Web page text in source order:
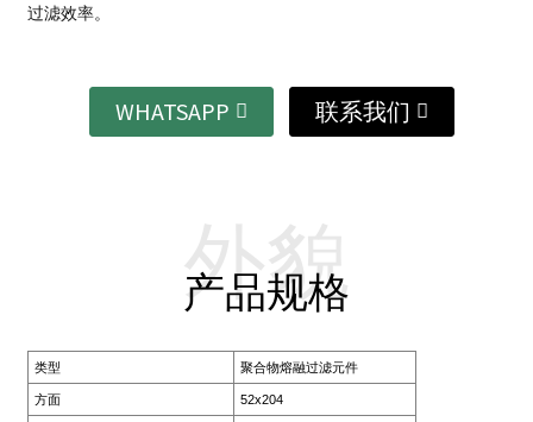
过滤效率。
WHATSAPP 联系我们
产品规格
外貌
类型 聚合物熔融过滤元件
方面 52x204